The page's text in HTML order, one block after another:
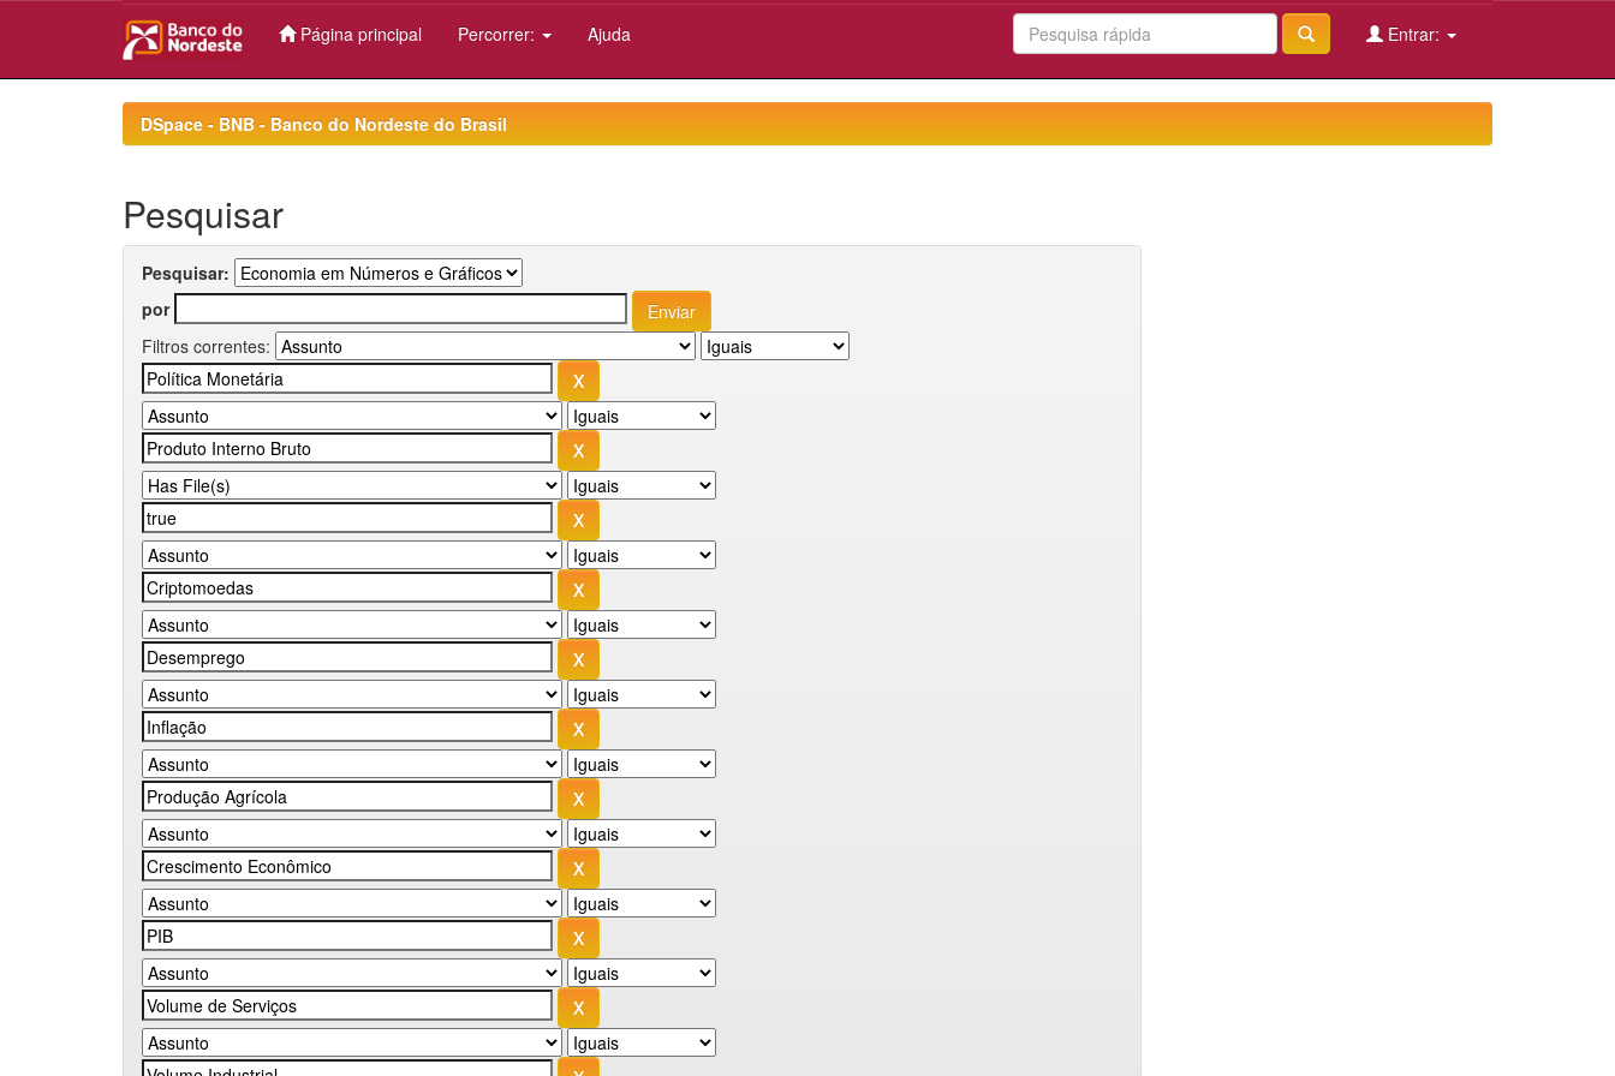
Página principal Percorrer: Ajuda Entrar:
DSpace - BNB - Banco do Nordeste do Brasil
Pesquisar
Pesquisar:
por
Filtros correntes: